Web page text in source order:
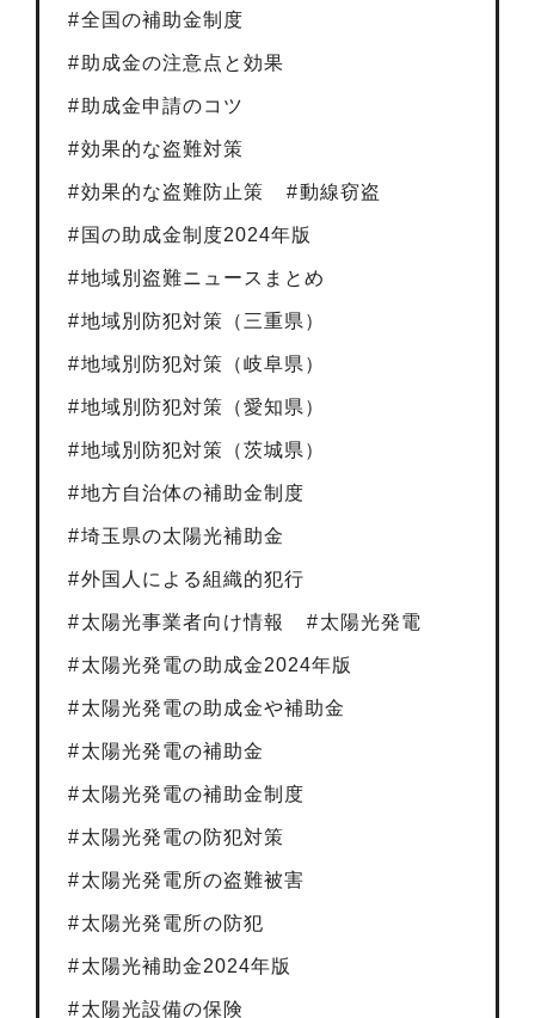
全国の補助金制度
助成金の注意点と効果
助成金申請のコツ
効果的な盗難対策
効果的な盗難防止策 動線窃盗
国の助成金制度2024年版
地域別盗難ニュースまとめ
地域別防犯対策（三重県）
地域別防犯対策（岐阜県）
地域別防犯対策（愛知県）
地域別防犯対策（茨城県）
地方自治体の補助金制度
埼玉県の太陽光補助金
外国人による組織的犯行
太陽光事業者向け情報 太陽光発電
太陽光発電の助成金2024年版
太陽光発電の助成金や補助金
太陽光発電の補助金
太陽光発電の補助金制度
太陽光発電の防犯対策
太陽光発電所の盗難被害
太陽光発電所の防犯
太陽光補助金2024年版
太陽光設備の保険